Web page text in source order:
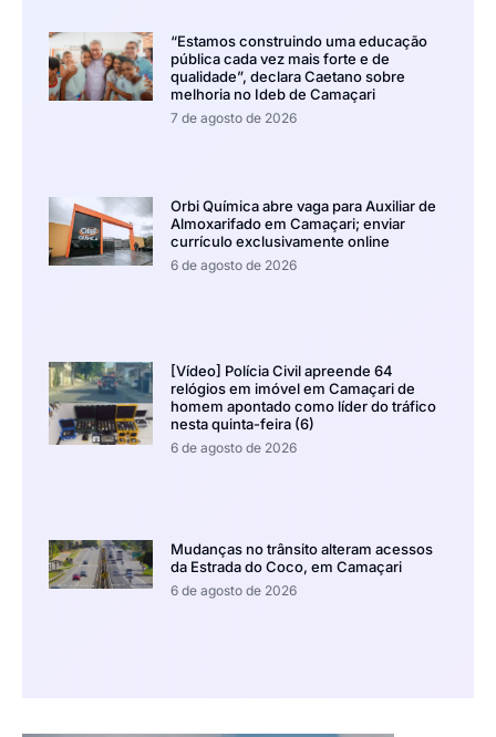
“Estamos construindo uma educação
pública cada vez mais forte e de
qualidade”, declara Caetano sobre
melhoria no Ideb de Camaçari
7 de agosto de 2026
Orbi Química abre vaga para Auxiliar de
Almoxarifado em Camaçari; enviar
currículo exclusivamente online
6 de agosto de 2026
[Vídeo] Polícia Civil apreende 64
relógios em imóvel em Camaçari de
homem apontado como líder do tráfico
nesta quinta-feira (6)
6 de agosto de 2026
Mudanças no trânsito alteram acessos
da Estrada do Coco, em Camaçari
6 de agosto de 2026